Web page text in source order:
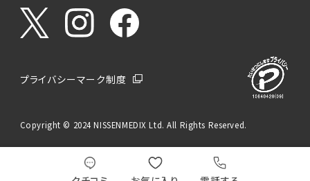
プライバシーマーク制度
Copyright © 2024 NISSENMEDIX Ltd. All Rights Reserved.